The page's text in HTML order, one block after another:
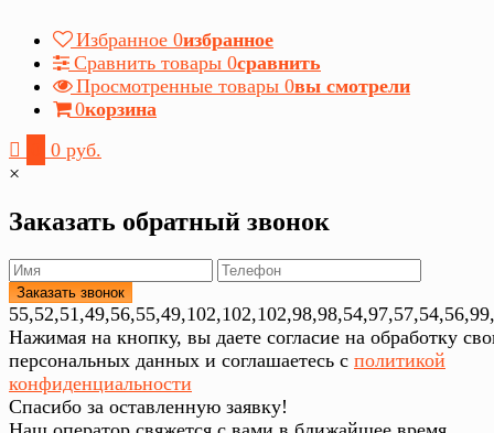
Избранное 0избранное
Сравнить товары 0сравнить
Просмотренные товары 0вы смотрели
0корзина
0 руб.
×
Заказать обратный звонок
Нажимая на кнопку, вы даете согласие на обработку
персональных данных и соглашаетесь с политикой
конфиденциальности
Спасибо за оставленную заявку!